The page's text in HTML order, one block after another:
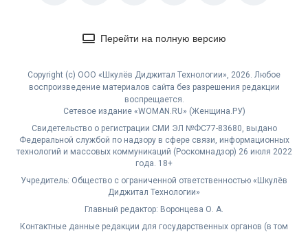
Перейти на полную версию
Copyright (с) ООО «Шкулёв Диджитал Технологии», 2026. Любое
воспроизведение материалов сайта без разрешения редакции
воспрещается.
Сетевое издание «WOMAN.RU» (Женщина.РУ)
Свидетельство о регистрации СМИ ЭЛ №ФС77-83680, выдано
Федеральной службой по надзору в сфере связи, информационных
технологий и массовых коммуникаций (Роскомнадзор) 26 июля 2022
года. 18+
Учредитель: Общество с ограниченной ответственностью «Шкулёв
Диджитал Технологии»
Главный редактор: Воронцева О. А.
Контактные данные редакции для государственных органов (в том